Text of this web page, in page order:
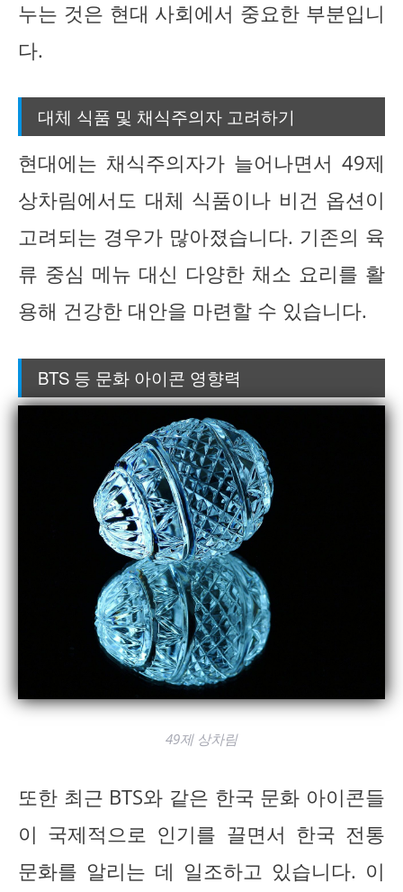
누는 것은 현대 사회에서 중요한 부분입니
다.
대체 식품 및 채식주의자 고려하기
현대에는 채식주의자가 늘어나면서 49제
상차림에서도 대체 식품이나 비건 옵션이
고려되는 경우가 많아졌습니다. 기존의 육
류 중심 메뉴 대신 다양한 채소 요리를 활
용해 건강한 대안을 마련할 수 있습니다.
BTS 등 문화 아이콘 영향력
49제 상차림
또한 최근 BTS와 같은 한국 문화 아이콘들
이 국제적으로 인기를 끌면서 한국 전통
문화를 알리는 데 일조하고 있습니다. 이